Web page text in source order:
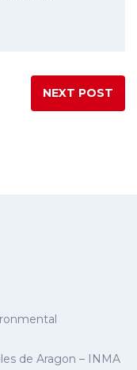
NEXT POST
de Aragon – INMA